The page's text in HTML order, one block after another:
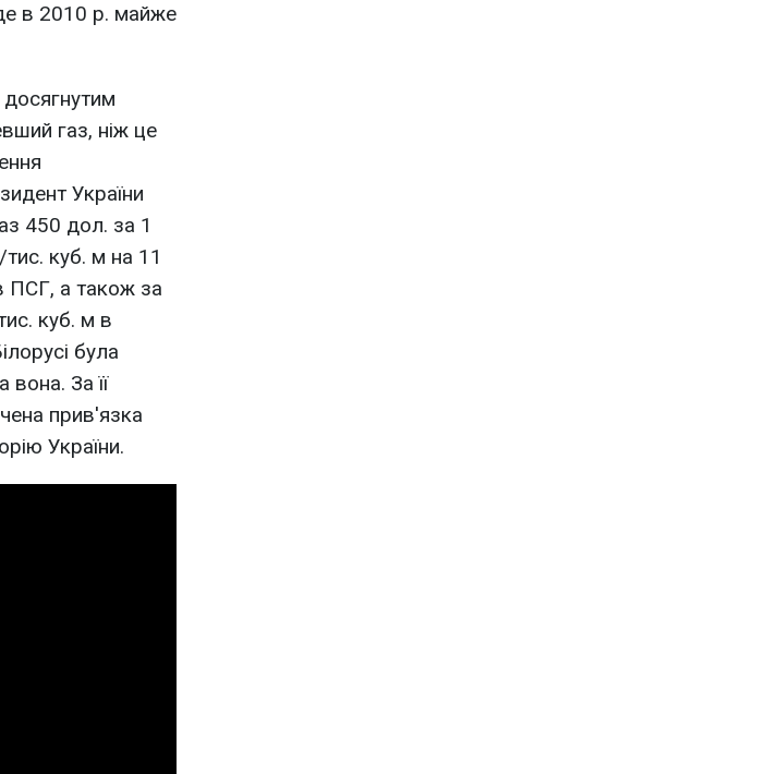
в 2010 р. майже
газ, ніж це
України
450 дол. за 1
куб. м на 11
ПСГ, а також за
куб. м в
була
вона. За її
прив'язка
України.